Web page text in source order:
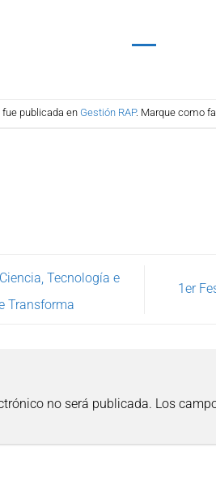
fue publicada en Gestión RAP. Marque como
Tecnología e
Transforma
1er
no será publicada. Los